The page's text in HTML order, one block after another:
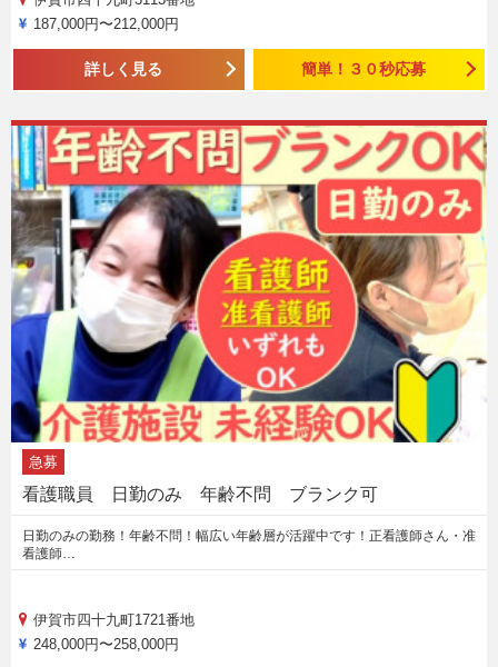
187,000円〜212,000円
詳しく見る 簡単！３０秒応募
急募
看護職員 日勤のみ 年齢不問 ブランク可
日勤のみの勤務！年齢不問！幅広い年齢層が活躍中です！正看護師さん・准
看護師…
伊賀市四十九町1721番地
248,000円〜258,000円